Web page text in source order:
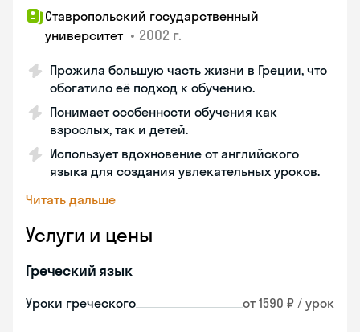
Ставропольский государственный
университет • 2002 г.
Прожила большую часть жизни в Греции, что
обогатило её подход к обучению.
Понимает особенности обучения как
взрослых, так и детей.
Использует вдохновение от английского
языка для создания увлекательных уроков.
Читать дальше
Услуги и цены
Греческий язык
Уроки греческого от 1590 ₽ / урок